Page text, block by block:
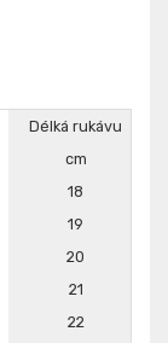
Délká rukávu
cm
18
19
20
21
22